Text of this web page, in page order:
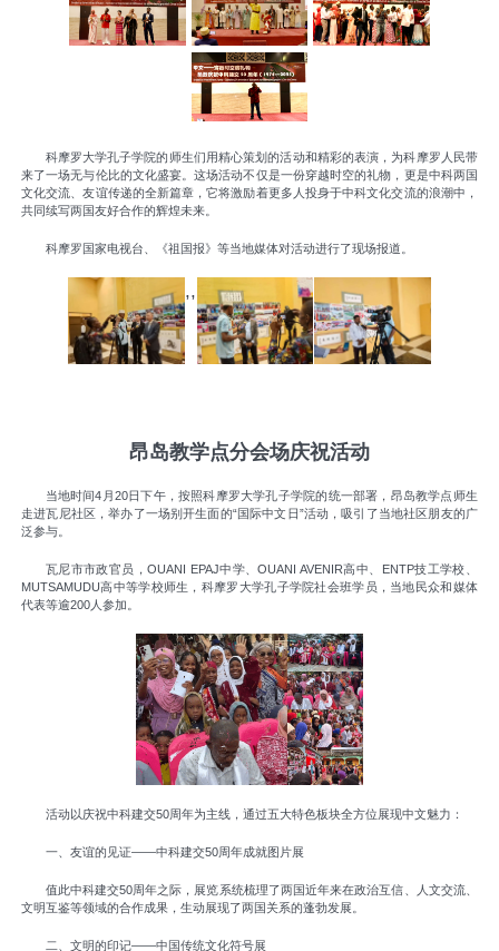
科摩罗大学孔子学院的师生们用精心策划的活动和精彩的表演，为科摩罗人民带
来了一场无与伦比的文化盛宴。这场活动不仅是一份穿越时空的礼物，更是中科两国
文化交流、友谊传递的全新篇章，它将激励着更多人投身于中科文化交流的浪潮中，
共同续写两国友好合作的辉煌未来。
科摩罗国家电视台、《祖国报》等当地媒体对活动进行了现场报道。
,,
昂岛教学点分会场庆祝活动
当地时间4月20日下午，按照科摩罗大学孔子学院的统一部署，昂岛教学点师生
走进瓦尼社区，举办了一场别开生面的“国际中文日”活动，吸引了当地社区朋友的广
泛参与。
瓦尼市市政官员，OUANI EPAJ中学、OUANI AVENIR高中、ENTP技工学校、
MUTSAMUDU高中等学校师生，科摩罗大学孔子学院社会班学员，当地民众和媒体
代表等逾200人参加。
活动以庆祝中科建交50周年为主线，通过五大特色板块全方位展现中文魅力：
一、友谊的见证——中科建交50周年成就图片展
值此中科建交50周年之际，展览系统梳理了两国近年来在政治互信、人文交流、
文明互鉴等领域的合作成果，生动展现了两国关系的蓬勃发展。
二、文明的印记——中国传统文化符号展